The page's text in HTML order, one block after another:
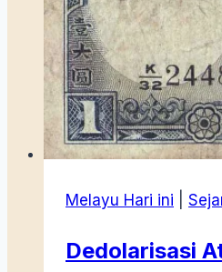
Melayu Hari ini
Dedolarisasi